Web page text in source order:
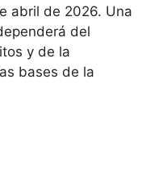
abril de 2026. Una
del
y de la
bases de la